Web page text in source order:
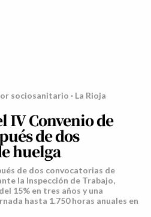
sociosanitario · La Rioja
IV Convenio de
de dos
huelga
de dos convocatorias de
la Inspección de Trabajo,
15% en tres años y una
hasta 1.750 horas anuales en